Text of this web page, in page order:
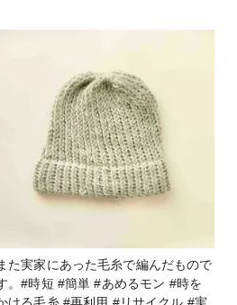
た実家にあった毛糸で編んだもので
。#時短 #簡単 #あめるモン #時を